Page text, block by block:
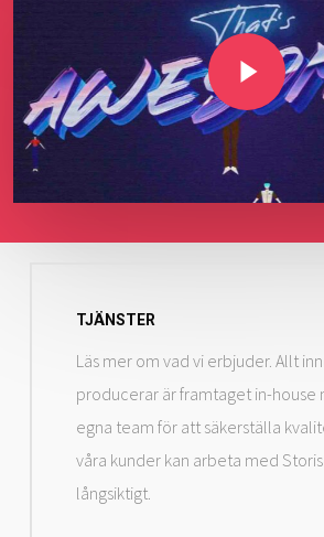
Play Video
TJÄNSTER
Läs mer om vad vi erbjuder. Allt
producerar är framtaget in-house
egna team för att säkerställa
våra kunder kan arbeta med
långsiktigt.